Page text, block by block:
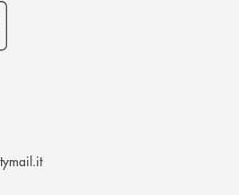
(si apre l’app di posta
l’app di posta elettronica)